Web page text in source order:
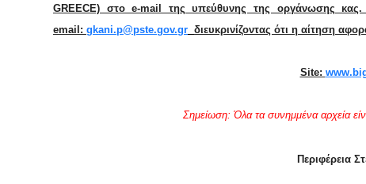
GREECE) στο e-mail της υπεύθυνης της οργάνωσης
email: gkani.p@pste.gov.gr διευκρινίζοντας ότι η αίτηση
Site:
Σημείωση: Όλα τα συνημμένα αρχεία
Περιφέρεια